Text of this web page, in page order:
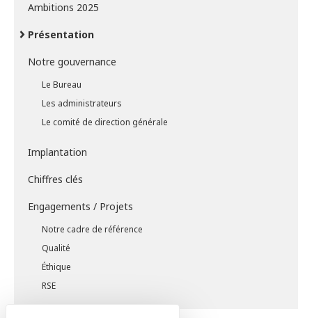
Ambitions 2025
Présentation
Notre gouvernance
Le Bureau
Les administrateurs
Le comité de direction générale
Implantation
Chiffres clés
Engagements / Projets
Notre cadre de référence
Qualité
Éthique
RSE